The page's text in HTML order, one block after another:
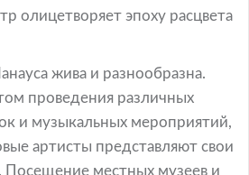
олицетворяет эпоху расцвета
жива и разнообразна.
проведения различных
и музыкальных мероприятий,
артисты представляют свои
Посещение местных музеев и